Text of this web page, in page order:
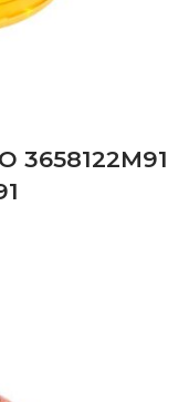
3658122M91